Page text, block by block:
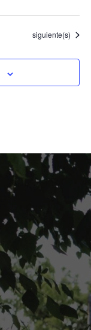
Eventos
siguiente(s)